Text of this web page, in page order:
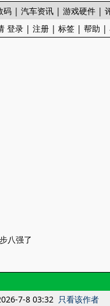
码 | 汽车资讯 | 游戏硬件 |
登录 | 注册 | 标签 | 帮助 |
八强了
7-8 03:32 只看该作者